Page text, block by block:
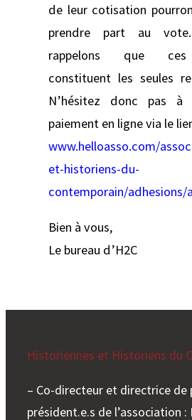
de leur cotisation
prendre part au
rappelons que ces
constituent les seules
N’hésitez donc pas à
paiement en ligne via le
www.helloasso.com/
et-historiens-du-
contemporain/adhesions/
Bien à vous,
Le bureau d’H2C
Historiennes et Historiens du
– Co-directeur et directrice de
président.e.s de l’association :